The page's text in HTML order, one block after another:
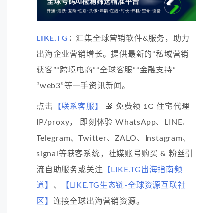
LIKE.TG ： 汇集全球营销软件&服务，助力
出海企业营销增长。提供最新的“私域营销
获客”“跨境电商”“全球客服”“金融支持”
“web3”等一手资讯新闻。
点击 【联系客服】
🎁 免费领 1G 住宅代理
IP/proxy， 即刻体验 WhatsApp、LINE、
Telegram、Twitter、ZALO、Instagram、
signal等获客系统，社媒账号购买 & 粉丝引
流自助服务或关注 【LIKE.TG出海指南频
道】 、
【LIKE.TG生态链-全球资源互联社
区】 连接全球出海营销资源。